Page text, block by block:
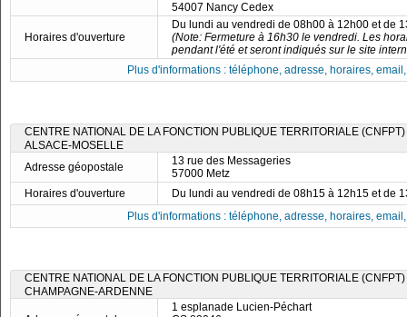
54007 Nancy Cedex
Horaires d'ouverture
Du lundi au vendredi de 08h00 à 12h00 et de
(Note: Fermeture à 16h30 le vendredi. Les
pendant l'été et seront indiqués sur le site
Plus d'informations : téléphone, adresse, horaires,
CENTRE NATIONAL DE LA FONCTION PUBLIQUE TERRITORIALE
ALSACE-MOSELLE
Adresse géopostale
13 rue des Messageries
57000 Metz
Horaires d'ouverture
Du lundi au vendredi de 08h15 à 12h15 et de
Plus d'informations : téléphone, adresse, horaires,
CENTRE NATIONAL DE LA FONCTION PUBLIQUE TERRITORIALE
CHAMPAGNE-ARDENNE
1 esplanade Lucien-Péchart